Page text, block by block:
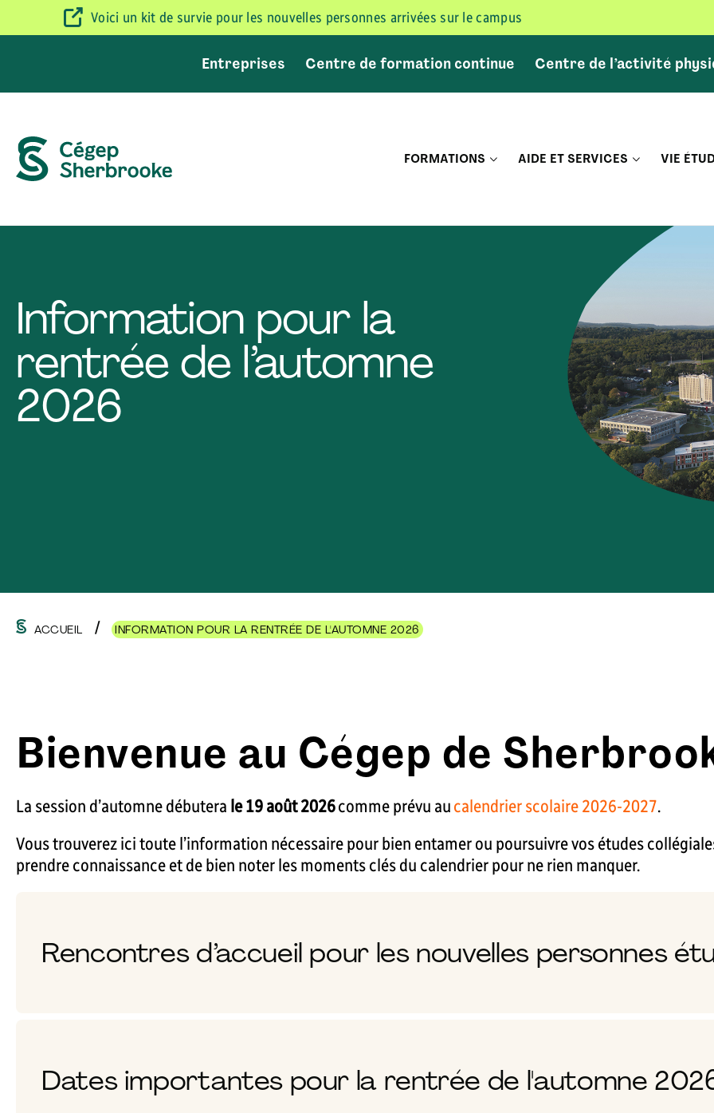
Voici un kit de survie pour les nouvelles personnes arrivées sur le campus
Entreprises Centre de formation continue Centre de l’activité
FORMATIONS AIDE ET SERVICES VIE
Information pour la
rentrée de l’automne
2026
ACCUEIL INFORMATION POUR LA RENTRÉE DE L'AUTOMNE 2026
Bienvenue au Cégep de
La session d’automne débutera le 19 août 2026comme prévu aucalendrier scolaire 2026-2027.
Vous trouverez ici toute l’information nécessaire pour bien entamer ou poursuivre vos études
prendre connaissance et de bien noter les moments clés du calendrier pour ne rien manquer.
Rencontres d’accueil pour les nouvelles personnes
Dates importantes pour la rentrée de l'automne